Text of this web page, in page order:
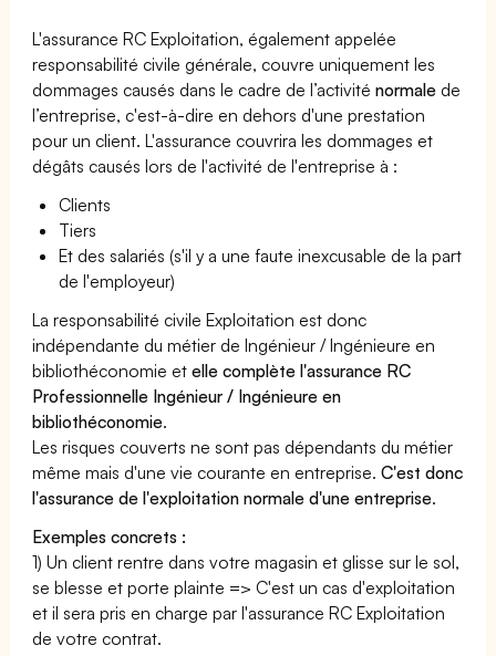
L'assurance RC Exploitation, également appelée
responsabilité civile générale, couvre uniquement les
dommages causés dans le cadre de l’activiténormale de
l’entreprise, c'est-à-dire en dehors d'une prestation
pour un client. L'assurance couvrira les dommages et
dégâts causés lors de l'activité de l'entreprise à :
Clients
Tiers
Et des salariés (s'il y a une faute inexcusable de la part
de l'employeur)
La responsabilité civile Exploitation est donc
indépendante du métier de Ingénieur / Ingénieure en
bibliothéconomie etelle complète l'assurance RC
Professionnelle Ingénieur / Ingénieure en
bibliothéconomie.
Les risques couverts ne sont pas dépendants du métier
même mais d'une vie courante en entreprise.C'est donc
l'assurance de l'exploitation normale d'une entreprise.
Exemples concrets :
1) Un client rentre dans votre magasin et glisse sur le sol,
se blesse et porte plainte => C'est un cas d'exploitation
et il sera pris en charge par l'assurance RC Exploitation
de votre contrat.